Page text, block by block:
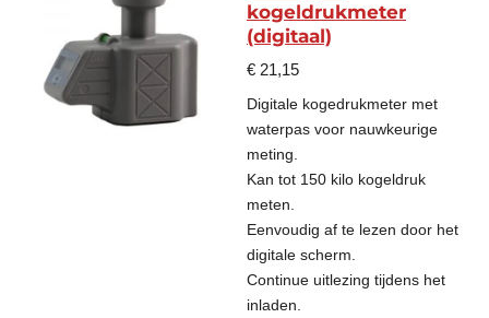
kogeldrukmeter
(digitaal)
€ 21,15
Digitale kogedrukmeter met
waterpas voor nauwkeurige
meting.
Kan tot 150 kilo kogeldruk
meten.
Eenvoudig af te lezen door het
digitale scherm.
Continue uitlezing tijdens het
inladen.